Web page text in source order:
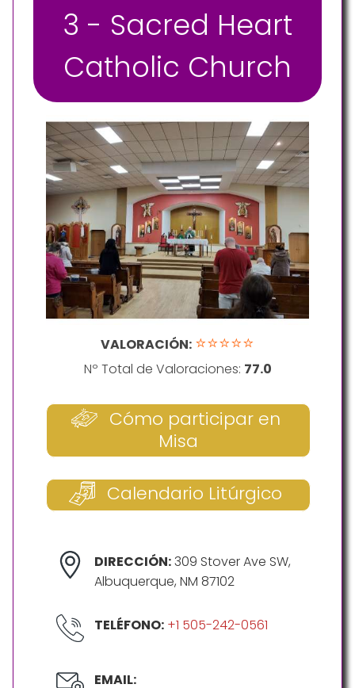
3 - Sacred Heart
Catholic Church
VALORACIÓN: ⭐⭐⭐⭐⭐
Nº Total de Valoraciones: 77.0
Cómo participar en
Misa
Calendario Litúrgico
DIRECCIÓN:309 Stover Ave SW,
Albuquerque, NM 87102
TELÉFONO: +1 505-242-0561
EMAIL: